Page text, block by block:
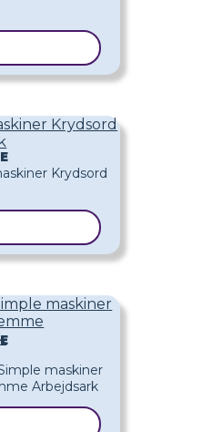
Krydsord
maskiner